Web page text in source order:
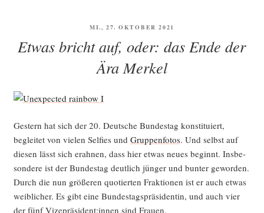
VERÖFFENTLICHT
MI., 27. OKTOBER 2021
Etwas bricht auf, oder: das Ende der
Ära Merkel
Ges­tern hat sich der 20. Deut­sche Bun­des­tag kon­sti­tu­iert,
beglei­tet von vie­len Sel­fies und Grup­pen­fo­tos. Und selbst auf
die­sen lässt sich erah­nen, dass hier etwas neu­es beginnt. Ins­be­
son­de­re ist der Bun­des­tag deut­lich jün­ger und bun­ter gewor­den.
Durch die nun grö­ße­ren quo­tier­ten Frak­tio­nen ist er auch etwas
weib­li­cher. Es gibt eine Bun­des­tags­prä­si­den­tin, und auch vier
der fünf Vizepräsident:innen sind Frauen.